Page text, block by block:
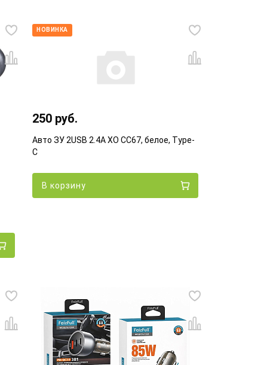
НОВИНКА
250 руб.
Авто ЗУ 2USB 2.4A XO CC67, белое, Type-
C
В корзину